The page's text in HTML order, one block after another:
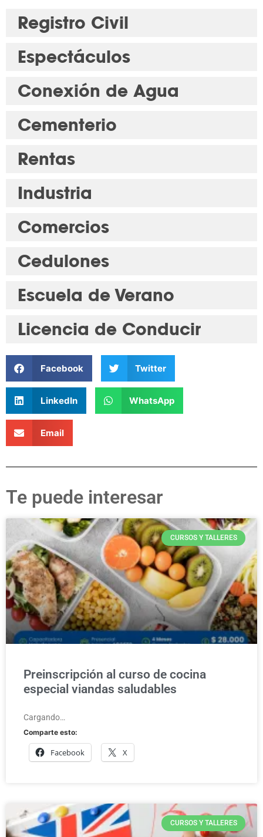
Registro Civil
Espectáculos
Conexión de Agua
Cementerio
Rentas
Industria
Comercios
Cedulones
Escuela de Verano
Licencia de Conducir
Facebook Twitter
LinkedIn WhatsApp
Email
Te puede interesar
CURSOS Y TALLERES
Preinscripción al curso de cocina
especial viandas saludables
Cargando…
Comparte esto:
Facebook X
CURSOS Y TALLERES